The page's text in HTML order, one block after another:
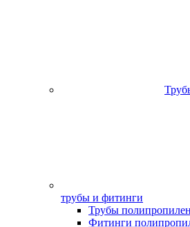
трубы и фитинги
Трубы
Фитинги